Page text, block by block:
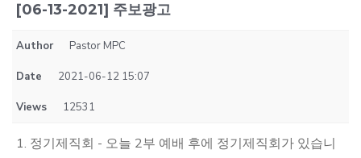
[06-13-2021] 주보광고
Author Pastor MPC
Date 2021-06-12 15:07
Views 12531
1. 정기제직회 - 오늘 2부 예배 후에 정기제직회가 있습니